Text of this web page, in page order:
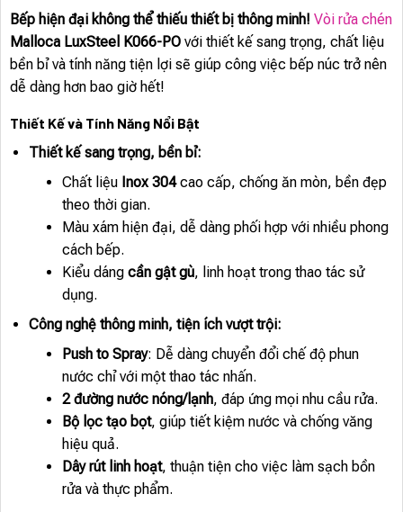
Bếp hiện đại không thể thiếu thiết bị thông minh! Vòi rửa chén
Malloca LuxSteel K066-PO với thiết kế sang trọng, chất liệu
bền bỉ và tính năng tiện lợi sẽ giúp công việc bếp núc trở nên
dễ dàng hơn bao giờ hết!
Thiết Kế và Tính Năng Nổi Bật
Thiết kế sang trọng, bền bỉ:
Chất liệu Inox 304cao cấp, chống ăn mòn, bền đẹp
theo thời gian.
Màu xám hiện đại, dễ dàng phối hợp với nhiều phong
cách bếp.
Kiểu dáng cần gật gù, linh hoạt trong thao tác sử
dụng.
Công nghệ thông minh, tiện ích vượt trội:
Push to Spray: Dễ dàng chuyển đổi chế độ phun
nước chỉ với một thao tác nhấn.
2 đường nước nóng/lạnh, đáp ứng mọi nhu cầu rửa.
Bộ lọc tạo bọt, giúp tiết kiệm nước và chống văng
hiệu quả.
Dây rút linh hoạt, thuận tiện cho việc làm sạch bồn
rửa và thực phẩm.